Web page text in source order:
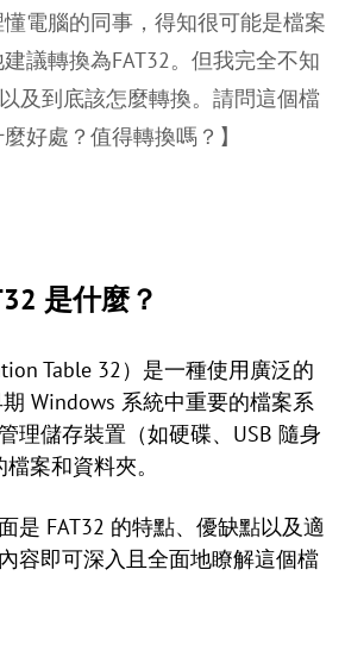
電腦的同事，得知很可能是檔案
議轉換為FAT32。但我完全不知
及到底該怎麼轉換。請問這個檔
好處？值得轉換嗎？】
是什麼？
Table 32）是一種使用廣泛的
Windows 系統中重要的檔案系
理儲存裝置（如硬碟、USB 隨身
案和資料夾。
是 FAT32 的特點、優缺點以及適
容即可深入且全面地瞭解這個檔